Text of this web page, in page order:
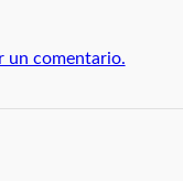
un comentario.